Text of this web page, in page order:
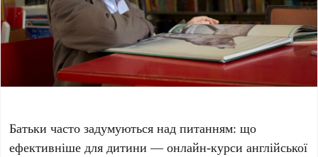
Батьки часто задумуються над питанням: що
ефективніше для дитини — онлайн-курси англійської